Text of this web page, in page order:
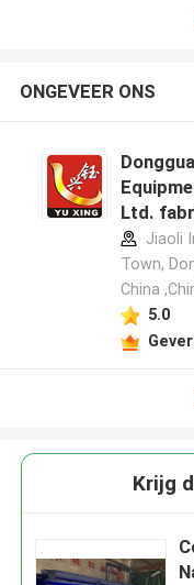
ONGEVEER ONS
Ltd.
Jiaoli
Town,
China
5.0
Krijg